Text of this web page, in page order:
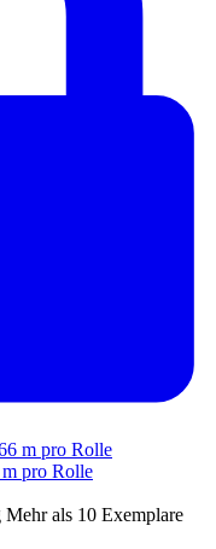
pro Rolle
Mehr als 10 Exemplare